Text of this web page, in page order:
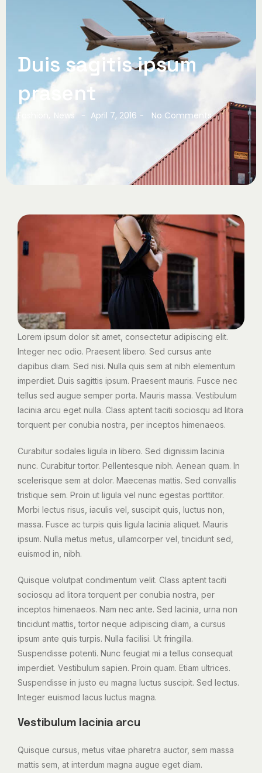
Duis sagitis ipsum
prasent
Fashion News - April 7, 2016 - No Comments
Lorem ipsum dolor sit amet, consectetur adipiscing elit.
Integer nec odio. Praesent libero. Sed cursus ante
dapibus diam. Sed nisi. Nulla quis sem at nibh elementum
imperdiet. Duis sagittis ipsum. Praesent mauris. Fusce nec
tellus sed augue semper porta. Mauris massa. Vestibulum
lacinia arcu eget nulla. Class aptent taciti sociosqu ad litora
torquent per conubia nostra, per inceptos himenaeos.
Curabitur sodales ligula in libero. Sed dignissim lacinia
nunc. Curabitur tortor. Pellentesque nibh. Aenean quam. In
scelerisque sem at dolor. Maecenas mattis. Sed convallis
tristique sem. Proin ut ligula vel nunc egestas porttitor.
Morbi lectus risus, iaculis vel, suscipit quis, luctus non,
massa. Fusce ac turpis quis ligula lacinia aliquet. Mauris
ipsum. Nulla metus metus, ullamcorper vel, tincidunt sed,
euismod in, nibh.
Quisque volutpat condimentum velit. Class aptent taciti
sociosqu ad litora torquent per conubia nostra, per
inceptos himenaeos. Nam nec ante. Sed lacinia, urna non
tincidunt mattis, tortor neque adipiscing diam, a cursus
ipsum ante quis turpis. Nulla facilisi. Ut fringilla.
Suspendisse potenti. Nunc feugiat mi a tellus consequat
imperdiet. Vestibulum sapien. Proin quam. Etiam ultrices.
Suspendisse in justo eu magna luctus suscipit. Sed lectus.
Integer euismod lacus luctus magna.
Vestibulum lacinia arcu
Quisque cursus, metus vitae pharetra auctor, sem massa
mattis sem, at interdum magna augue eget diam.